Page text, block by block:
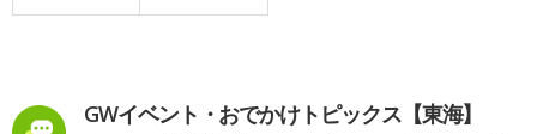
GWイベント・おでかけトピックス【東海】